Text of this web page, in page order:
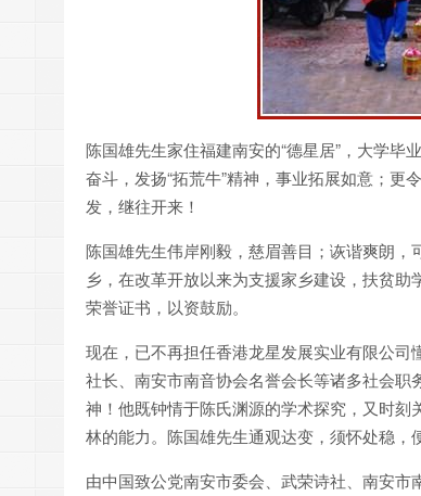
陈国雄先生家住福建南安的“德星居”，大学毕
奋斗，发扬“拓荒牛”精神，事业拓展如意；更
发，继往开来！
陈国雄先生伟岸刚毅，慈眉善目；诙谐爽朗
乡，在改革开放以来为支援家乡建设，扶贫
荣誉证书，以资鼓励。
现在，已不再担任香港龙星发展实业有限公
社长、南安市南音协会名誉会长等诸多社会职
神！他既钟情于陈氏渊源的学术探究，又时
林的能力。陈国雄先生通观达变，须怀处稳
由中国致公党南安市委会、武荣诗社、南安